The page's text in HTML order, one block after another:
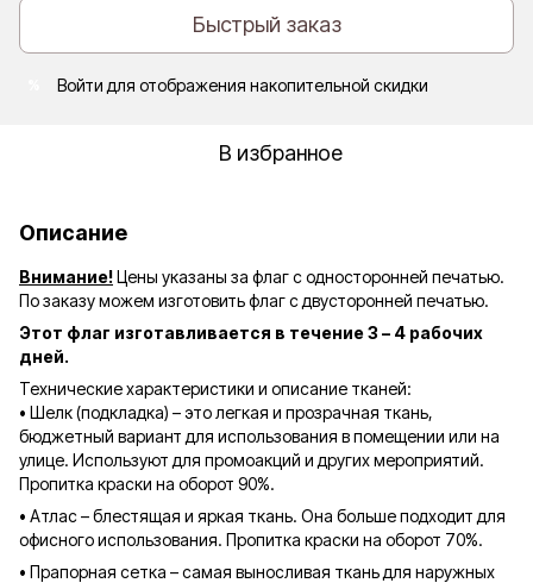
Быстрый заказ
Войти для отображения накопительной скидки
В избранное
Описание
Внимание!Цены указаны за флаг с односторонней печатью.
По заказу можем изготовить флаг с двусторонней печатью.
Этот флаг изготавливается в течение 3 – 4 рабочих
дней.
Технические характеристики и описание тканей:
• Шелк (подкладка) – это легкая и прозрачная ткань,
бюджетный вариант для использования в помещении или на
улице. Используют для промоакций и других мероприятий.
Пропитка краски на оборот 90%.
• Атлас – блестящая и яркая ткань. Она больше подходит для
офисного использования. Пропитка краски на оборот 70%.
• Прапорная сетка – самая выносливая ткань для наружных